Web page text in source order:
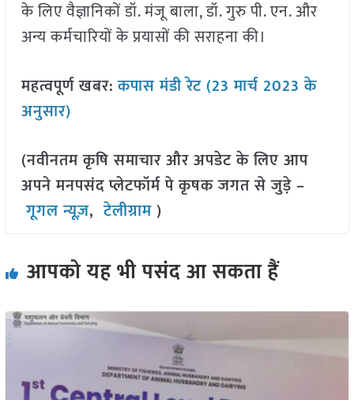
के लिए वैज्ञानिकों डॉ. मंजू बाला, डॉ. गुरु पी. एन. और
अन्य कर्मचारियों के प्रयासों की सराहना की।
महत्वपूर्ण खबर:कपास मंडी रेट (23 मार्च 2023 के
अनुसार)
(नवीनतम कृषि समाचार और अपडेट के लिए आप
अपने मनपसंद प्लेटफॉर्म पे कृषक जगत से जुड़े –
गूगल न्यूज़,टेलीग्राम )
आपको यह भी पसंद आ सकता हैं